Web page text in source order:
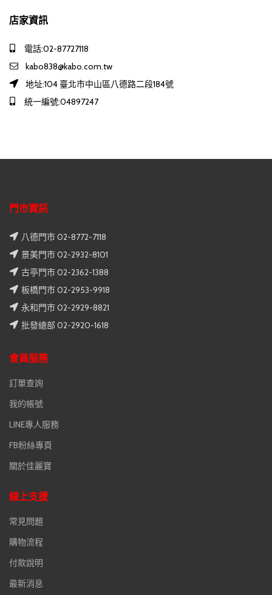
店家資訊
電話:02-87727118
kabo838@kabo.com.tw
地址:104 臺北市中山區八德路二段184號
統一編號:04897247
門市資訊
八德門市 02-8772-7118
景美門市 02-2932-8101
古亭門市 02-2362-1388
板橋門市 02-2953-9918
永和門市 02-2929-8821
批發總部 02-2920-1618
會員服務
訂單查詢
我的帳號
LINE專人服務
FB粉絲專頁
關於佳麗寶
線上支援
常見問題
購物流程
付款說明
最新消息